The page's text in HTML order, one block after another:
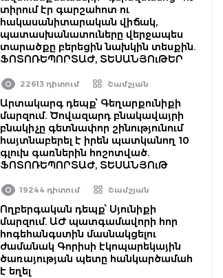
տիրում էր գարշահոտ ու
հակասանիտարական վիճակ,
պատասխանատուները վերջապես
տարածքը բերեցին նախկին տեսքին.
ՖՈՏՈՌԵՊՈՐՏԱԺ, ՏԵՍԱՆՅՈւԹԵՐ
22613 դիտում Շամշյան
Արտակարգ դեպք՝ Գեղարքունիքի
մարզում. Ծովազարդ բնակավայրի
բնակիչը գետնափոր շինությունում
հայտնաբերել է իրեն պատկանող 10
գլուխ գառներին հոշոտված.
ՖՈՏՈՌԵՊՈՐՏԱԺ, ՏԵՍԱՆՅՈւԹ
19244 դիտում Շամշյան
Ողբերգական դեպք՝ Սյունիքի
մարզում. ԱԺ պատգամավորի հոր
հոգեհանգստին մասնակցելու
ժամանակ Գորիսի էկոպարեկային
ծառայության պետը հանկարծամահ
է եղել